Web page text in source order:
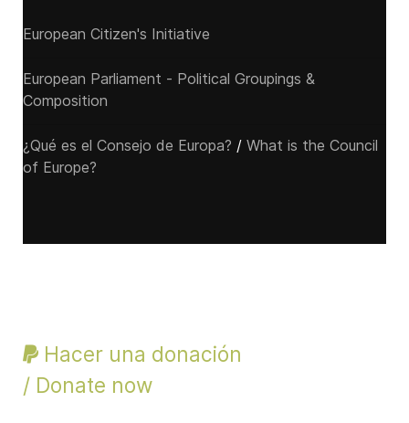
European Citizen's Initiative
European Parliament - Political Groupings &
Composition
¿Qué es el Consejo de Europa? / What is the Council
of Europe?
Hacer una donación
/ Donate now